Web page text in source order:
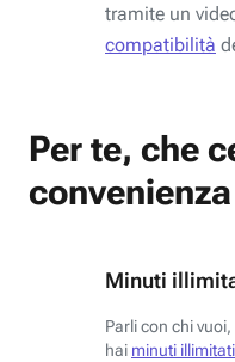
tramite un
compatibilità
Per te, che
Minuti
Parli con chi
hai minuti illimitati